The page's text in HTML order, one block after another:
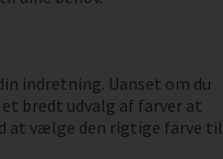
indretning. Uanset om du
bredt udvalg af farver at
at vælge den rigtige farve til